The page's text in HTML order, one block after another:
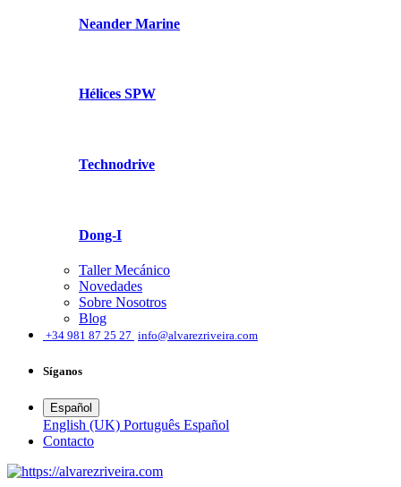
Neander Marine
Hélices SPW
Technodrive
Dong-I
Taller Mecánico
Novedades
Sobre Nosotros
Blog
+34 981 87 25 27 info@alvarezriveira.com
Síganos
Español
English (UK) Português Español
​Contacto